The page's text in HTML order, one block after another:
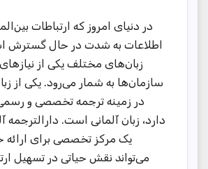
در دنیای امروز که ارتباطات
اطلاعات به شدت در حال گسترش
زبان‌های مختلف یکی از
سازمان‌ها به شمار می‌رود. یکی از
در زمینه ترجمه تخصصی و رسمی
دارد، زبان آلمانی است. دارالترجمه
یک مرکز تخصصی برای ارائه
می‌تواند نقش حیاتی در تسهیل